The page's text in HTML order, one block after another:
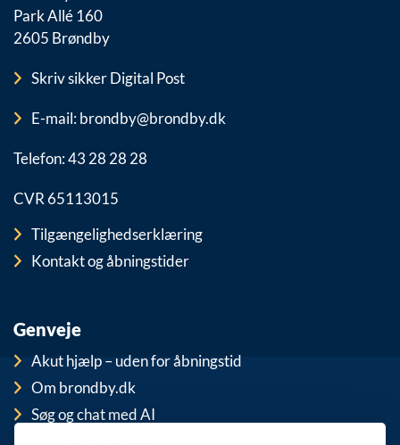
Park Allé 160
2605 Brøndby
Skriv sikker Digital Post
E-mail: brondby@brondby.dk
Telefon: 43 28 28 28
CVR 65113015
Tilgængelighedserklæring
Kontakt og åbningstider
Genveje
Akut hjælp – uden for åbningstid
Om brondby.dk
Søg og chat med AI